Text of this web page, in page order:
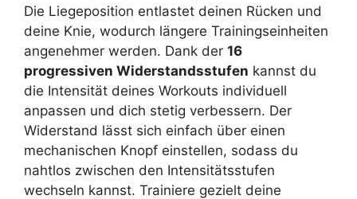
Die Liegeposition entlastet deinen Rücken und
deine Knie, wodurch längere Trainingseinheiten
angenehmer werden. Dank der 16
progressiven Widerstandsstufen kannst du
die Intensität deines Workouts individuell
anpassen und dich stetig verbessern. Der
Widerstand lässt sich einfach über einen
mechanischen Knopf einstellen, sodass du
nahtlos zwischen den Intensitätsstufen
wechseln kannst. Trainiere gezielt deine